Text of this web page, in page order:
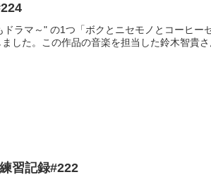
ラマ～" の1つ「ボクとニセモノとコーヒー
した。この作品の音楽を担当した鈴木智貴さ
ウクレレ練習記録#222